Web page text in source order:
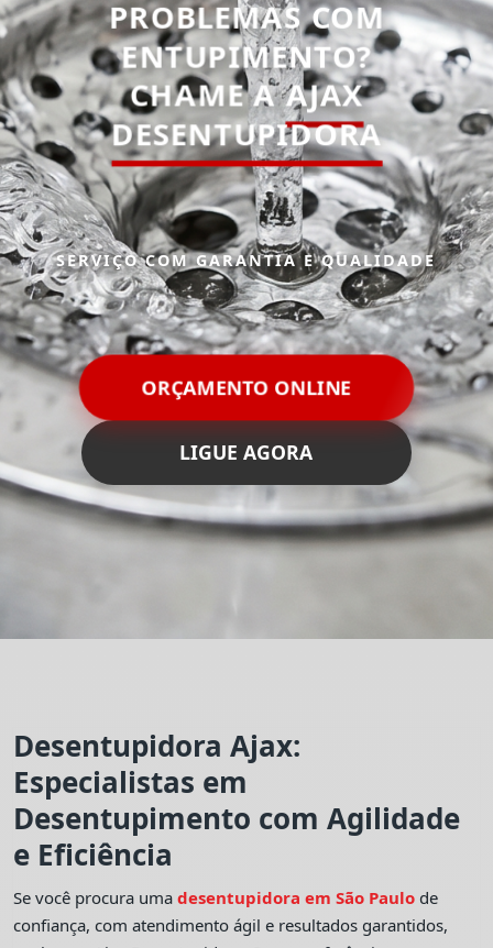
PROBLEMAS COM
ENTUPIMENTO?
CHAME AAJAX
DESENTUPIDORA
SERVIÇO COM GARANTIA E QUALIDADE
ORÇAMENTO ONLINE
LIGUE AGORA
Desentupidora Ajax:
Especialistas em
Desentupimento com Agilidade
e Eficiência
Se você procura umadesentupidora em São Paulo de
confiança, com atendimento ágil e resultados garantidos,